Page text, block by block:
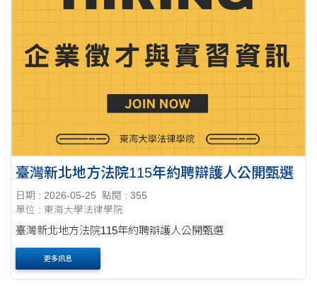
臺灣新北地方法院115年約聘辯護人公開甄選
日期 : 2026-05-25
點閱 : 355
單位 : 東海大學法律學院
臺灣新北地方法院115年約聘辯護人公開甄選
更多訊息